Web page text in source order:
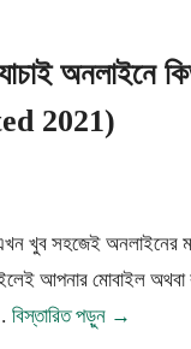
অনলাইনে
2021)
খুব সহজেই অনলাইনের
আপনার মোবাইল অথবা
বিস্তারিত পড়ুন →